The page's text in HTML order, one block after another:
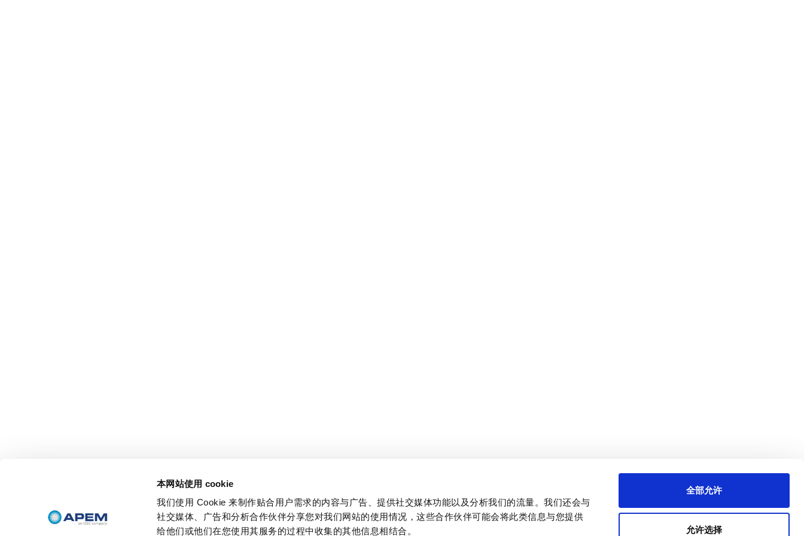
本网站使用 cookie
我们使用 Cookie 来制作贴合用户需求的内容与广告、提供社交媒体功能以及分析我们的流量。我们还会与
社交媒体、广告和分析合作伙伴分享您对我们网站的使用情况，这些合作伙伴可能会将此类信息与您提供
给他们或他们在您使用其服务的过程中收集的其他信息相结合。
全部允许
允许选择